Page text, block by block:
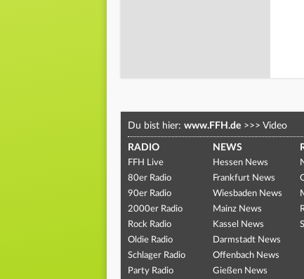
Du bist hier: www.FFH.de >>> Video
RADIO
FFH Live
80er Radio
90er Radio
2000er Radio
Rock Radio
Oldie Radio
Schlager Radio
Party Radio
NEWS
Hessen News
Frankfurt News
Wiesbaden News
Mainz News
Kassel News
Darmstadt News
Offenbach News
Gießen News